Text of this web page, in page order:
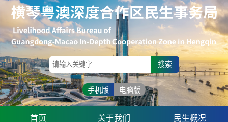
搜索
手机版 电脑版
首页 关于我们 民生概况